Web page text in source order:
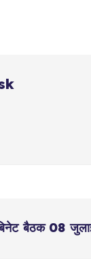
बैठक 08